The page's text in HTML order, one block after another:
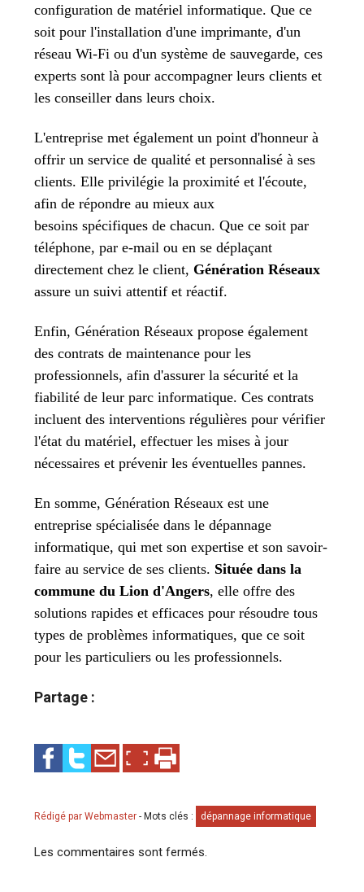
configuration de matériel informatique. Que ce
soit pour l'installation d'une imprimante,d'un
réseau Wi-Fi ou d'un système de sauvegarde, ces
experts sont là pour accompagner leurs clients et
les conseiller dans leurs choix.
L'entreprise met également un point d'honneur à
offrir un service de qualité et personnalisé à ses
clients. Elle privilégie la proximité et l'écoute,
afin de répondre au mieux aux
besoins spécifiques de chacun. Que ce soit par
téléphone, par e-mail ou en se déplaçant
directement chez le client, Génération Réseaux
assure un suivi attentif et réactif.
Enfin, Génération Réseaux propose également
des contrats de maintenance pour les
professionnels, afin d'assurer la sécurité et la
fiabilité de leur parc informatique. Ces contrats
incluentdes interventions régulières pour vérifier
l'état du matériel, effectuer les mises à jour
nécessaires et prévenir les éventuelles pannes.
En somme, Génération Réseaux est une
entreprise spécialisée dans le dépannage
informatique, qui met son expertise et son savoir-
faire au service de ses clients. Située dans la
commune du Lion d'Angers, elle offre des
solutions rapides et efficaces pour résoudre tous
types de problèmes informatiques, que ce soit
pour les particuliers ou les professionnels.
Partage :
Rédigé par Webmaster- Mots clés : dépannage informatique
Les commentaires sont fermés.